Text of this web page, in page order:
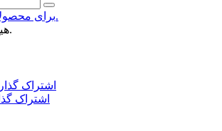
برای محصولات بیشتر کلیک کنید.
هیچ محصولی پیدا نشد.
اشتراک
اشتراک